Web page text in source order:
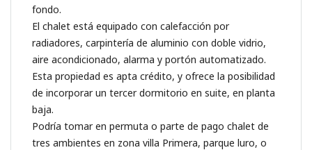
fondo.
El chalet está equipado con calefacción por
radiadores, carpintería de aluminio con doble vidrio,
aire acondicionado, alarma y portón automatizado.
Esta propiedad es apta crédito, y ofrece la posibilidad
de incorporar un tercer dormitorio en suite, en planta
baja.
Podría tomar en permuta o parte de pago chalet de
tres ambientes en zona villa Primera, parque luro, o